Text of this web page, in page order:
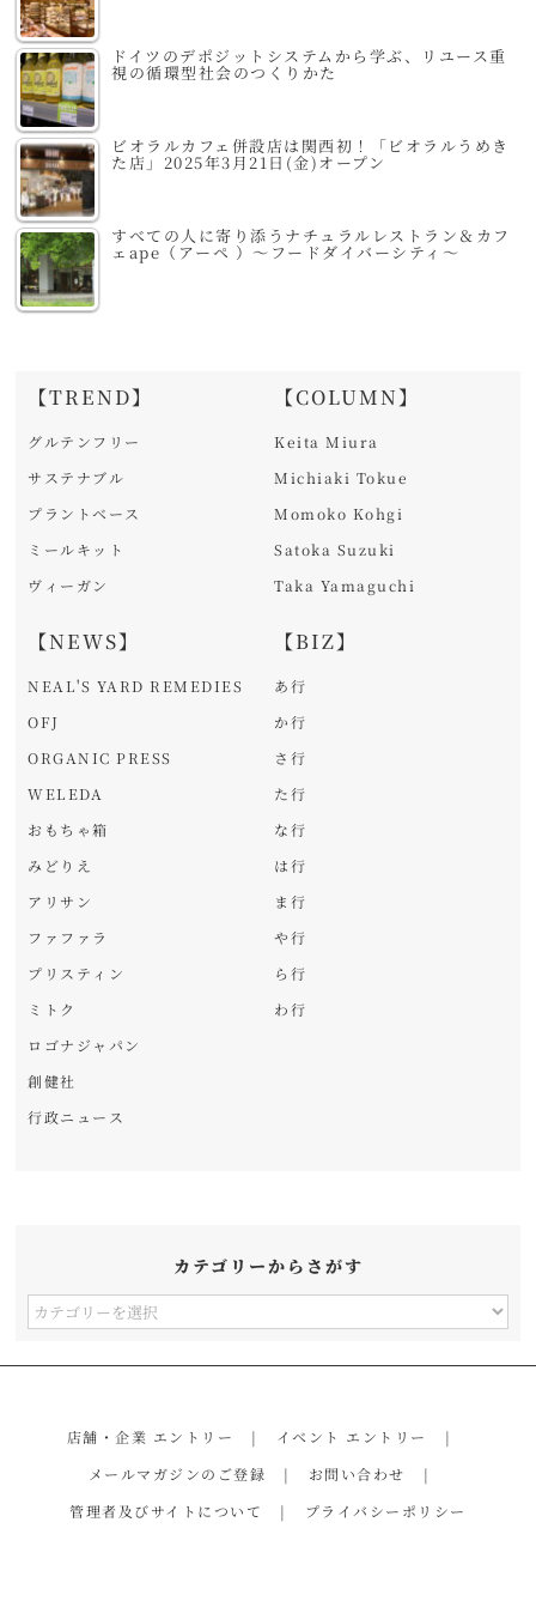
ドイツのデポジットシステムから学ぶ、リユース重
視の循環型社会のつくりかた
ビオラルカフェ併設店は関西初！「ビオラルうめき
た店」2025年3月21日(金)オープン
すべての人に寄り添うナチュラルレストラン＆カフ
ェape（アーペ ）～フードダイバーシティ～
【TREND】
グルテンフリー
サステナブル
プラントベース
ミールキット
ヴィーガン
【NEWS】
NEAL'S YARD REMEDIES
OFJ
ORGANIC PRESS
WELEDA
おもちゃ箱
みどりえ
アリサン
ファファラ
プリスティン
ミトク
ロゴナジャパン
創健社
行政ニュース
【COLUMN】
Keita Miura
Michiaki Tokue
Momoko Kohgi
Satoka Suzuki
Taka Yamaguchi
【BIZ】
あ行
か行
さ行
た行
な行
は行
ま行
や行
ら行
わ行
カテゴリーからさがす
カ
店舗・企業 エントリー
イベント エントリー
メールマガジンのご登録
お問い合わせ
管理者及びサイトについて
プライバシーポリシー